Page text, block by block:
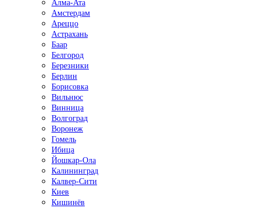
Алма-Ата
Амстердам
Ареццо
Астрахань
Баар
Белгород
Березники
Берлин
Борисовка
Вильнюс
Винница
Волгоград
Воронеж
Гомель
Ибица
Йошкар-Ола
Калининград
Калвер-Сити
Киев
Кишинёв